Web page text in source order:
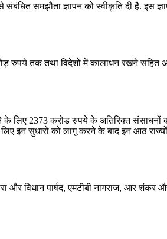
समझौता ज्ञापन को स्‍वीकृति दी है. इस
रुपये तक तथा विदेशों में कालाधन रखने सहित
के लिए 2373 करोड रुपये के अतिरिक्‍त
इन सुधारों को लागू करने के बाद इन आठ
विधान पार्षद, एमटीबी नागराज, आर शंकर